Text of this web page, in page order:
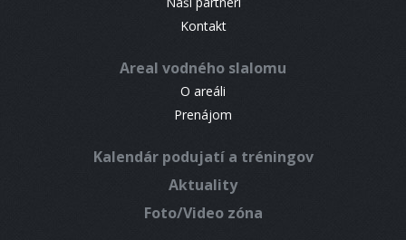
Kontakt
Areal vodného slalomu
O areáli
Prenájom
Kalendár podujatí a tréningov
Aktuality
Foto/Video zóna